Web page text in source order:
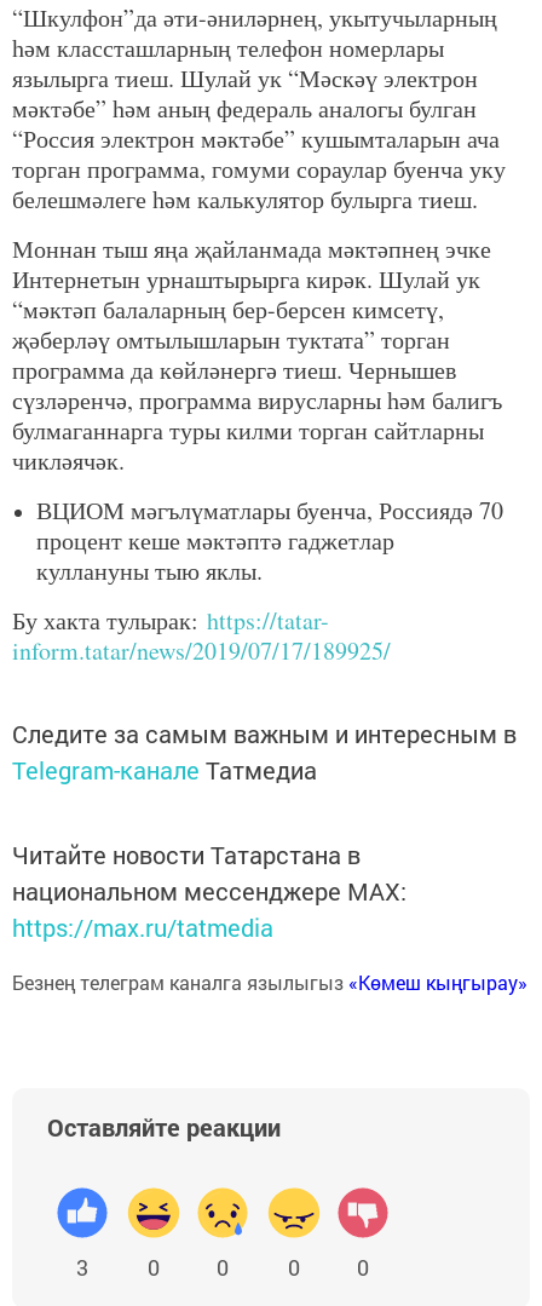
“Шкулфон”да әти-әниләрнең, укытучыларның
һәм классташларның телефон номерлары
язылырга тиеш. Шулай ук “Мәскәү электрон
мәктәбе” һәм аның федераль аналогы булган
“Россия электрон мәктәбе” кушымталарын ача
торган программа, гомуми сораулар буенча уку
белешмәлеге һәм калькулятор булырга тиеш.
Моннан тыш яңа җайланмада мәктәпнең эчке
Интернетын урнаштырырга кирәк. Шулай ук
“мәктәп балаларның бер-берсен кимсетү,
җәберләү омтылышларын туктата” торган
программа да көйләнергә тиеш. Чернышев
сүзләренчә, программа вирусларны һәм балигъ
булмаганнарга туры килми торган сайтларны
чикләячәк.
ВЦИОМ мәгълүматлары буенча, Россиядә 70
процент кеше мәктәптә гаджетлар
куллануны тыю яклы.
Бу хакта тулырак: https://tatar-
inform.tatar/news/2019/07/17/189925/
Следите за самым важным и интересным в
Telegram-канале Татмедиа
Читайте новости Татарстана в
национальном мессенджере MАХ:
https://max.ru/tatmedia
Безнең телеграм каналга язылыгыз «Көмеш кыңгырау»
Оставляйте реакции
3 0 0 0 0